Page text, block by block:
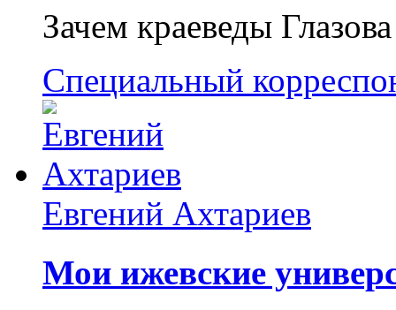
Зачем краеведы
Специальный
Евгений Ахтариев
Мои ижевские